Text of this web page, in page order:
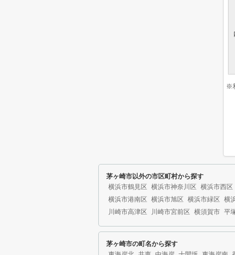
※
茅ヶ崎市以外の市区町村から探す
横浜市鶴見区 横浜市神奈川区 横浜市西区
横浜市港南区
横浜市旭区 横浜市緑区 横
川崎市高津区
川崎市宮前区 横須賀市 平
茅ヶ崎市の町名から探す